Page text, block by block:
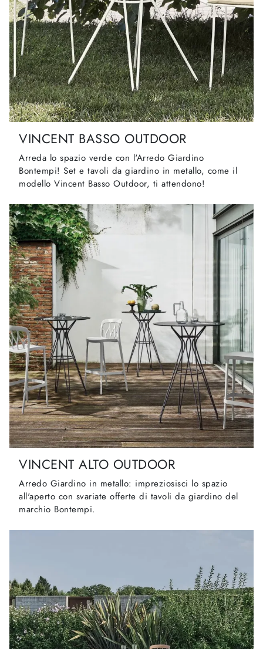
VINCENT BASSO OUTDOOR
Arreda lo spazio verde con l'Arredo Giardino
Bontempi! Set e tavoli da giardino in metallo, come il
modello Vincent Basso Outdoor, ti attendono!
VINCENT ALTO OUTDOOR
Arredo Giardino in metallo: impreziosisci lo spazio
all'aperto con svariate offerte di tavoli da giardino del
marchio Bontempi.